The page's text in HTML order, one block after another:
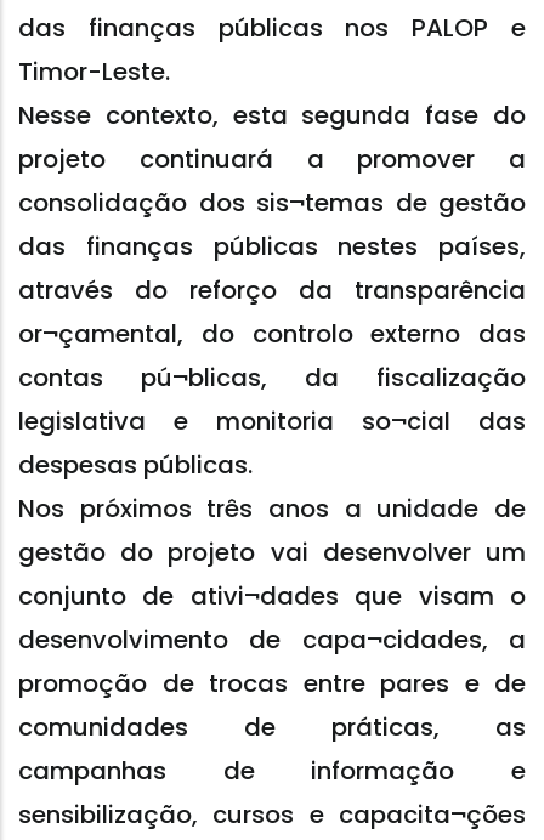
das finanças públicas nos PALOP e
Timor-Leste.
Nesse contexto, esta segunda fase do
projeto continuará a promover a
consolidação dos sis¬temas de gestão
das finanças públicas nestes países,
através do reforço da transparência
or¬çamental, do controlo externo das
contas pú¬blicas, da fiscalização
legislativa e monitoria so¬cial das
despesas públicas.
Nos próximos três anos a unidade de
gestão do projeto vai desenvolver um
conjunto de ativi¬dades que visam o
desenvolvimento de capa¬cidades, a
promoção de trocas entre pares e de
comunidades de práticas, as
campanhas de informação e
sensibilização, cursos e capacita¬ções